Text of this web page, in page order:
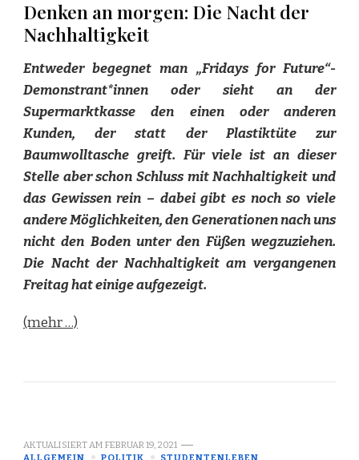
Denken an morgen: Die Nacht der
Nachhaltigkeit
Entweder begegnet man „Fridays for Future“-
Demonstrant*innen oder sieht an der
Supermarktkasse den einen oder anderen
Kunden, der statt der Plastiktüte zur
Baumwolltasche greift. Für viele ist an dieser
Stelle aber schon Schluss mit Nachhaltigkeit und
das Gewissen rein – dabei gibt es noch so viele
andere Möglichkeiten, den Generationen nach uns
nicht den Boden unter den Füßen wegzuziehen.
Die Nacht der Nachhaltigkeit am vergangenen
Freitag hat einige aufgezeigt.
(mehr …)
AKTUALISIERT AM FEBRUAR 19, 2021
ALLGEMEIN
POLITIK STUDENTENLEBEN